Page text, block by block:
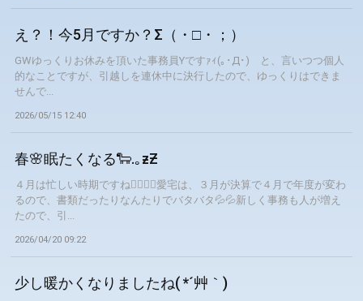
え？！今5月ですか？Σ（・□・；）
GWゆっくりお休みを頂いた事務員Yですｧｨ(｡･Д･)ゞと、言いつつ個人
的なことですが、引越しを連休中に決行したので、ゆっくりはできま
せんで...
2026/05/15 12:40
春🌸眠たくなる🐑.｡ƶƵ
４月は忙しい時期ですね😵‍💫🏃💦愛宅は、３月が決算で４月で年度が変わ
るので、書類だったりなんたりでバタバタ💦💦新しく事務も人が増え
たので、引...
2026/04/20 09:22
少し暖かくなりましたね( *´艸｀)